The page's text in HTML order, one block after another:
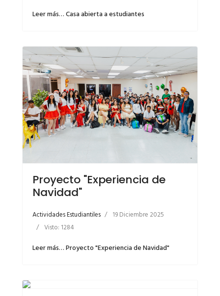
Leer más… Casa abierta a estudiantes
Proyecto "Experiencia de
Navidad"
Actividades Estudiantiles
19 Diciembre 2025
Visto: 1284
Leer más… Proyecto "Experiencia de Navidad"